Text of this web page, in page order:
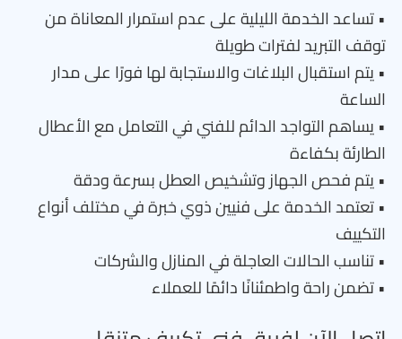
• تساعد الخدمة الليلية على عدم استمرار المعاناة من
توقف التبريد لفترات طويلة
• يتم استقبال البلاغات والاستجابة لها فورًا على مدار
الساعة
• يساهم التواجد الدائم للفني في التعامل مع الأعطال
الطارئة بكفاءة
• يتم فحص الجهاز وتشخيص العطل بسرعة ودقة
• تعتمد الخدمة على فنيين ذوي خبرة في مختلف أنواع
التكييف
• تناسب الحالات العاجلة في المنازل والشركات
• تضمن راحة واطمئنانًا دائمًا للعملاء